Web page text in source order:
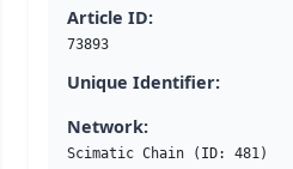
Article ID:
73893
Unique Identifier:
Network:
Scimatic Chain (ID: 481)